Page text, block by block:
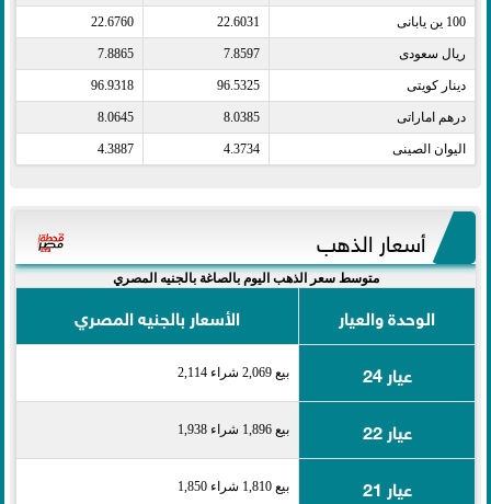
100 ين يابانى​ 22.6031
22.6760
ريال سعودى​ 7.8597
7.8865
دينار كويتى​ 96.5325
96.9318
درهم اماراتى​ 8.0385
8.0645
اليوان الصينى​ 4.3734
4.3887
أسعار الذهب
متوسط سعر الذهب اليوم بالصاغة بالجنيه المصري
الوحدة والعيار
الأسعار بالجنيه المصري
عيار 24
بيع 2,069 شراء 2,114
عيار 22 بيع 1,896 شراء 1,938
عيار 21 بيع 1,810 شراء 1,850